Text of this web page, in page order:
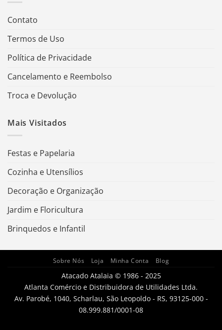
Contato
Termos de Uso
Política de Privacidade
Cancelamento e Reembolso
Troca e Devolução
Mais Visitados
Festas e Papelaria
Cozinha e Utensílios
Decoração e Organização
Jardim e Floricultura
Brinquedos e Infantil
Sobre Nós Loja Minha Conta Blog
Atacado Atalaia © 1986 - 2025
Atlanta Comércio e Distribuidora de Utilidades Ltda.
Av. Parobé, 1040, Scharlau, São Leopoldo - RS, 93125-000 -
08.999.881/0001-08